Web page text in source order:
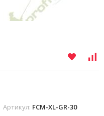
Артикул: FCM-XL-GR-30